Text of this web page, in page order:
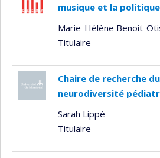
musique et la politique
Marie-Hélène Benoit-
Titulaire
Chaire de recherche
neurodiversité
Sarah Lippé
Titulaire